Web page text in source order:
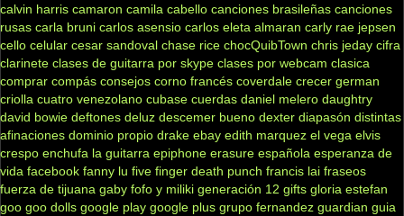
calvin harris camaron camila cabello canciones brasileñas canciones
rusas carla bruni carlos asensio carlos eleta almaran carly rae jepsen
cello celular cesar sandoval chase rice chocQuibTown chris jeday cifra
clarinete clases de guitarra por skype clases por webcam clasica
comprar compás consejos corno francés coverdale crecer german
criolla cuatro venezolano cubase cuerdas daniel melero daughtry
david bowie deftones deluz descemer bueno dexter diapasón distintas
afinaciones dominio propio drake ebay edith marquez el vega elvis
crespo enchufa la guitarra epiphone erasure española esperanza de
vida facebook fanny lu five finger death punch francis lai fraseos
fuerza de tijuana gaby fofo y miliki generación 12 gifts gloria estefan
goo goo dolls google play google plus grupo fernandez guardian guia